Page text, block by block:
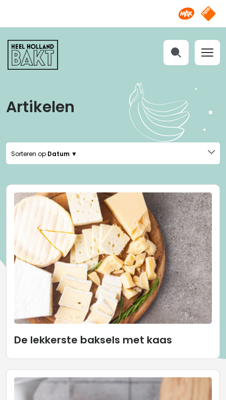
Omroep
NPO
Heel
Holland
Bakt
Artikelen
Sorteren op Datum ▼
De lekkerste baksels met kaas